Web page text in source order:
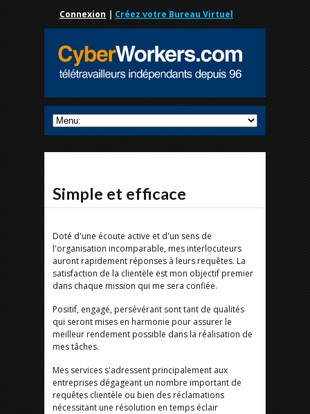
Connexion | Créez votre Bureau Virtuel
Simple et efficace
Doté d'une écoute active et d'un sens de
l'organisation incomparable, mes interlocuteurs
auront rapidement réponses à leurs requêtes. La
satisfaction de la clientèle est mon objectif premier
dans chaque mission qui me sera confiée.
Positif, engagé, persévérant sont tant de qualités
qui seront mises en harmonie pour assurer le
meilleur rendement possible dans la réalisation de
mes tâches.
Mes services s'adressent principalement aux
entreprises dégageant un nombre important de
requêtes clientèle ou bien des réclamations
nécessitant une résolution en temps éclair